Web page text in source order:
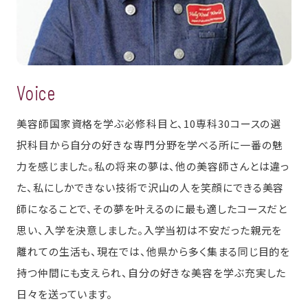
Voice
美容師国家資格を学ぶ必修科目と、10専科30コースの選
択科目から自分の好きな専門分野を学べる所に一番の魅
力を感じました。私の将来の夢は、他の美容師さんとは違っ
た、私にしかできない技術で沢山の人を笑顔にできる美容
師になることで、その夢を叶えるのに最も適したコースだと
思い、入学を決意しました。入学当初は不安だった親元を
離れての生活も、現在では、他県から多く集まる同じ目的を
持つ仲間にも支えられ、自分の好きな美容を学ぶ充実した
日々を送っています。